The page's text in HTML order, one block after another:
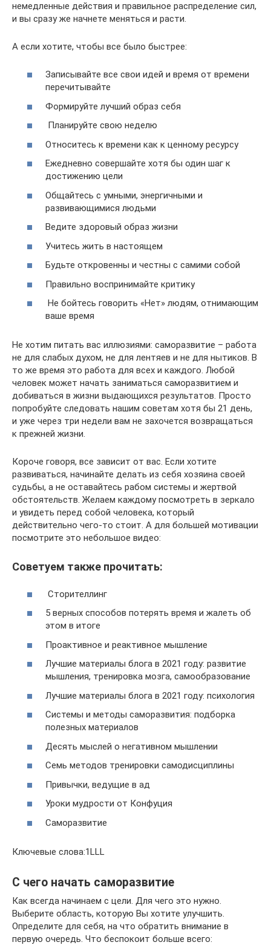
немедленные действия и правильное распределение сил,
и вы сразу же начнете меняться и расти.
А если хотите, чтобы все было быстрее:
Записывайте все свои идей и время от времени
перечитывайте
Формируйте лучший образ себя
Планируйте свою неделю
Относитесь к времени как к ценному ресурсу
Ежедневно совершайте хотя бы один шаг к
достижению цели
Общайтесь с умными, энергичными и
развивающимися людьми
Ведите здоровый образ жизни
Учитесь жить в настоящем
Будьте откровенны и честны с самими собой
Правильно воспринимайте критику
Не бойтесь говорить «Нет» людям, отнимающим
ваше время
Не хотим питать вас иллюзиями: саморазвитие – работа
не для слабых духом, не для лентяев и не для нытиков. В
то же время это работа для всех и каждого. Любой
человек может начать заниматься саморазвитием и
добиваться в жизни выдающихся результатов. Просто
попробуйте следовать нашим советам хотя бы 21 день,
и уже через три недели вам не захочется возвращаться
к прежней жизни.
Короче говоря, все зависит от вас. Если хотите
развиваться, начинайте делать из себя хозяина своей
судьбы, а не оставайтесь рабом системы и жертвой
обстоятельств. Желаем каждому посмотреть в зеркало
и увидеть перед собой человека, который
действительно чего-то стоит. А для большей мотивации
посмотрите это небольшое видео:
Советуем также прочитать:
Сторителлинг
5 верных способов потерять время и жалеть об
этом в итоге
Проактивное и реактивное мышление
Лучшие материалы блога в 2021 году: развитие
мышления, тренировка мозга, самообразование
Лучшие материалы блога в 2021 году: психология
Системы и методы саморазвития: подборка
полезных материалов
Десять мыслей о негативном мышлении
Семь методов тренировки самодисциплины
Привычки, ведущие в ад
Уроки мудрости от Конфуция
Саморазвитие
Ключевые слова:1LLL
С чего начать саморазвитие
Как всегда начинаем с цели. Для чего это нужно.
Выберите область, которую Вы хотите улучшить.
Определите для себя, на что обратить внимание в
первую очередь. Что беспокоит больше всего: